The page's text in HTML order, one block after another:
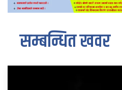
सम्बन्धित खवर